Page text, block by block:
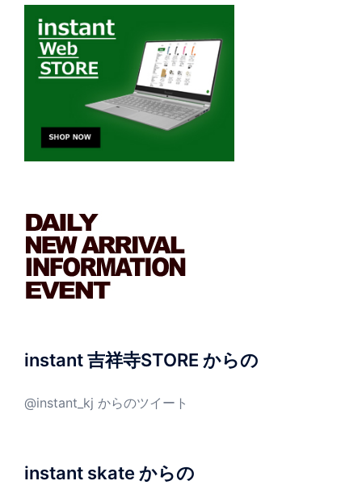
instant 吉祥寺STORE からの
@instant_kj からのツイート
instant skate からの